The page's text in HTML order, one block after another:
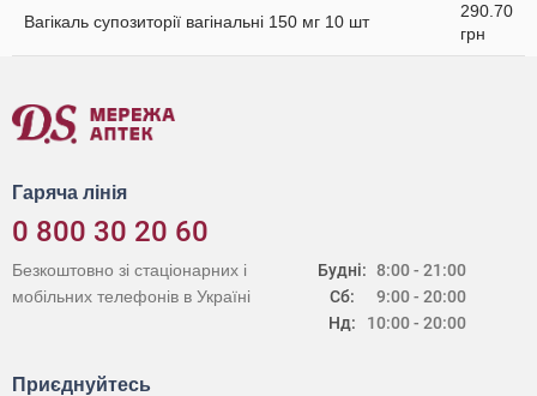
Вагікаль супозиторії вагінальні 150 мг 10 шт
290.70
грн
Гаряча лінія
0 800 30 20 60
Будні:
Сб:
Нд:
8:00 - 21:00
9:00 - 20:00
10:00 - 20:00
Безкоштовно зі стаціонарних і
мобільних телефонів в Україні
Приєднуйтесь